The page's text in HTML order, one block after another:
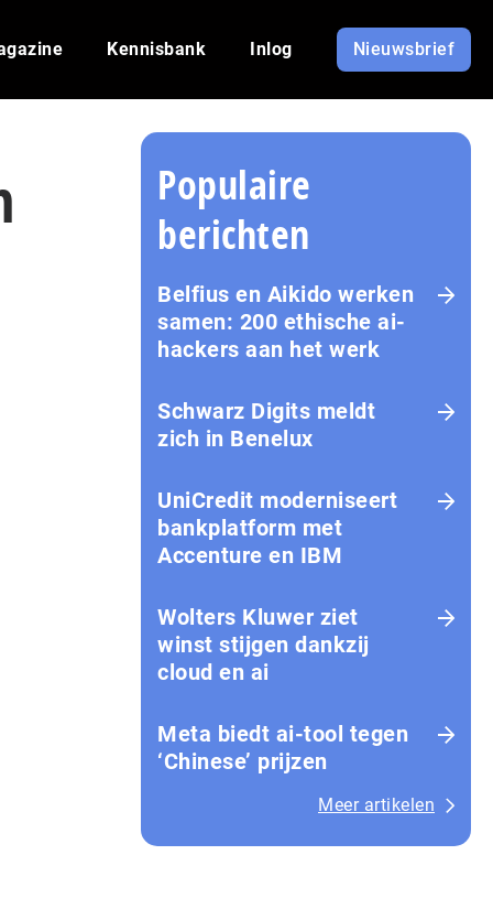
Kennisbank Inlog Nieuwsbrief
Populaire
berichten
Belfius en Aikido werken
samen: 200 ethische ai-
hackers aan het werk
Schwarz Digits meldt
zich in Benelux
UniCredit moderniseert
bankplatform met
Accenture en IBM
Wolters Kluwer ziet
winst stijgen dankzij
cloud en ai
Meta biedt ai-tool tegen
‘Chinese’ prijzen
Meer artikelen